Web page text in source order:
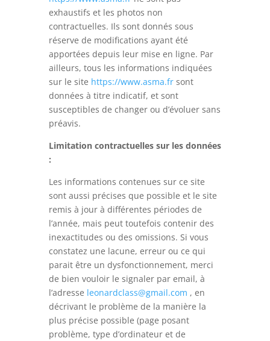
exhaustifs et les photos non
contractuelles. Ils sont donnés sous
réserve de modifications ayant été
apportées depuis leur mise en ligne. Par
ailleurs, tous les informations indiquées
sur le site https://www.asma.frsont
données à titre indicatif, et sont
susceptibles de changer ou d’évoluer sans
préavis.
Limitation contractuelles sur les données
:
Les informations contenues sur ce site
sont aussi précises que possible et le site
remis à jour à différentes périodes de
l’année, mais peut toutefois contenir des
inexactitudes ou des omissions. Si vous
constatez une lacune, erreur ou ce qui
parait être un dysfonctionnement, merci
de bien vouloir le signaler par email, à
l’adresse leonardclass@gmail.com , en
décrivant le problème de la manière la
plus précise possible (page posant
problème, type d’ordinateur et de